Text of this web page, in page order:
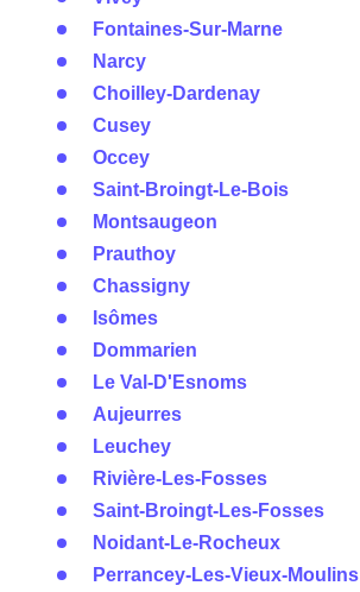
Fontaines-Sur-Marne
Narcy
Choilley-Dardenay
Cusey
Occey
Saint-Broingt-Le-Bois
Montsaugeon
Prauthoy
Chassigny
Isômes
Dommarien
Le Val-D'Esnoms
Aujeurres
Leuchey
Rivière-Les-Fosses
Saint-Broingt-Les-Fosses
Noidant-Le-Rocheux
Perrancey-Les-Vieux-Moulins